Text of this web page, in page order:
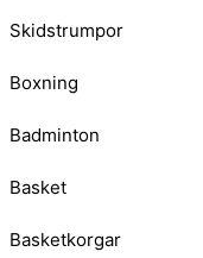
Skidstrumpor
Boxning
Badminton
Basket
Basketkorgar